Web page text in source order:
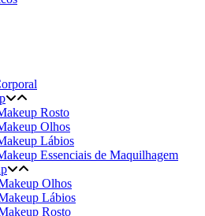
Rosto
Olhos
Lábios
Essenciais de Maquilhagem
Olhos
Lábios
Rosto